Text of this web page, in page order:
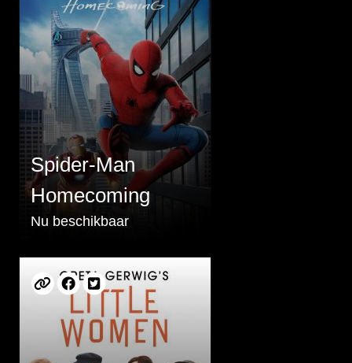
Spider-Man
Homecoming
Nu beschikbaar